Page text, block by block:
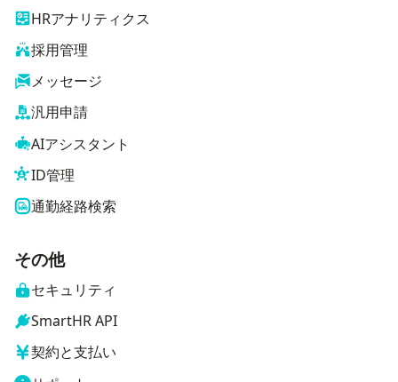
HRアナリティクス
採用管理
メッセージ
汎用申請
AIアシスタント
ID管理
通勤経路検索
その他
セキュリティ
SmartHR API
契約と支払い